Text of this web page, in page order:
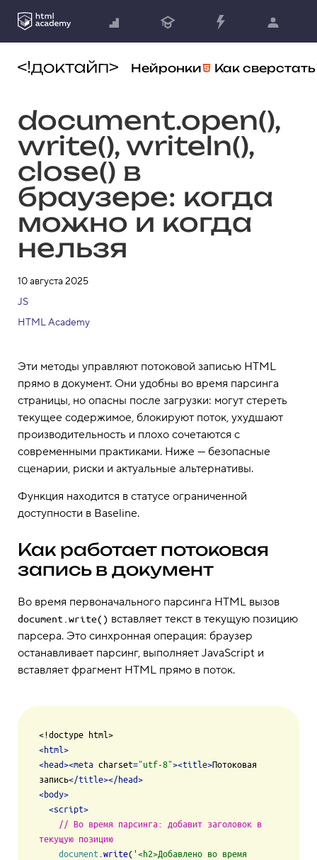
Нейронки Как сверстать
document.open(),
write(), writeln(),
close() в
браузере: когда
можно и когда
нельзя
10 августа 2025
JS
HTML Academy
Эти методы управляют потоковой записью HTML
прямо в документ. Они удобны во время парсинга
страницы, но опасны после загрузки: могут стереть
текущее содержимое, блокируют поток, ухудшают
производительность и плохо сочетаются с
современными практиками. Ниже — безопасные
сценарии, риски и актуальные альтернативы.
Функция находится в статусе ограниченной
доступности в Baseline.
Как работает потоковая
запись в документ
Во время первоначального парсинга HTML вызов
document.write() вставляет текст в текущую позицию
парсера. Это синхронная операция: браузер
останавливает парсинг, выполняет JavaScript и
вставляет фрагмент HTML прямо в поток.
<html >
<head><meta charset="utf-8"><title>Потоковая
запись</title></head>
<body>
<script>
// Во время парсинга: добавит заголовок в
текущую позицию
document write( '<h2>Добавлено во время